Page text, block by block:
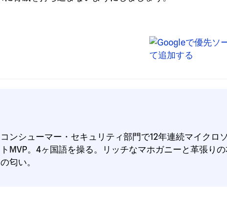
コンシューマー・セキュリティ部門で12年連続マイクロ
トMVP。4ヶ国語を操る。リッチなマホガニーと革張り
の匂い。